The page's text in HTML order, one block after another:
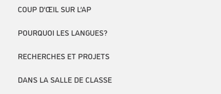
COUP D’ŒIL SUR L’AP
POURQUOI LES LANGUES?
RECHERCHES ET PROJETS
DANS LA SALLE DE CLASSE